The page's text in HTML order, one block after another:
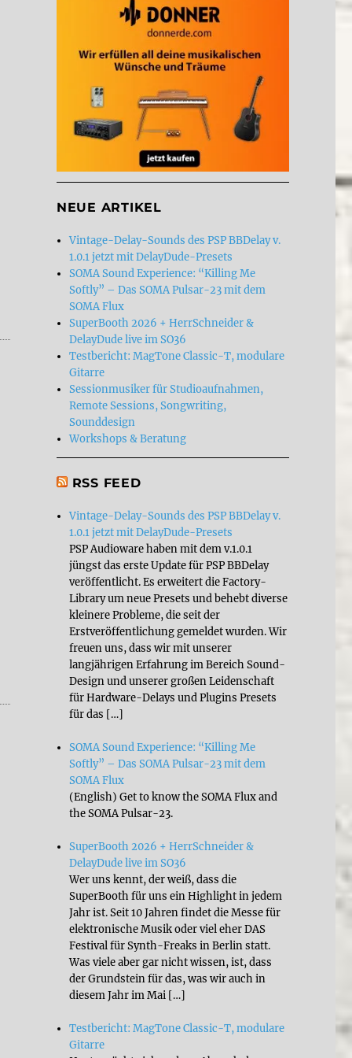
“fuzz the sound that revolutionized the world”“
Part 3+++“
NEUE ARTIKEL
Vintage-Delay-Sounds des PSP BBDelay v.
1.0.1 jetzt mit DelayDude-Presets
SOMA Sound Experience: “Killing Me
Softly” – Das SOMA Pulsar-23 mit dem
SOMA Flux
SuperBooth 2026 + HerrSchneider &
DelayDude live im SO36
Testbericht: MagTone Classic-T, modulare
Gitarre
Sessionmusiker für Studioaufnahmen,
Remote Sessions, Songwriting,
Sounddesign
Workshops & Beratung
RSS FEED
Vintage-Delay-Sounds des PSP BBDelay v.
1.0.1 jetzt mit DelayDude-Presets
PSP Audioware haben mit dem v.1.0.1
jüngst das erste Update für PSP BBDelay
veröffentlicht. Es erweitert die Factory-
Library um neue Presets und behebt diverse
kleinere Probleme, die seit der
Erstveröffentlichung gemeldet wurden. Wir
freuen uns, dass wir mit unserer
langjährigen Erfahrung im Bereich Sound-
Design und unserer großen Leidenschaft
für Hardware-Delays und Plugins Presets
für das […]
SOMA Sound Experience: “Killing Me
Softly” – Das SOMA Pulsar-23 mit dem
SOMA Flux
(English) Get to know the SOMA Flux and
the SOMA Pulsar-23.
SuperBooth 2026 + HerrSchneider &
DelayDude live im SO36
Wer uns kennt, der weiß, dass die
SuperBooth für uns ein Highlight in jedem
Jahr ist. Seit 10 Jahren findet die Messe für
elektronische Musik oder viel eher DAS
Festival für Synth-Freaks in Berlin statt.
Was viele aber gar nicht wissen, ist, dass
der Grundstein für das, was wir auch in
diesem Jahr im Mai […]
Testbericht: MagTone Classic-T, modulare
Gitarre